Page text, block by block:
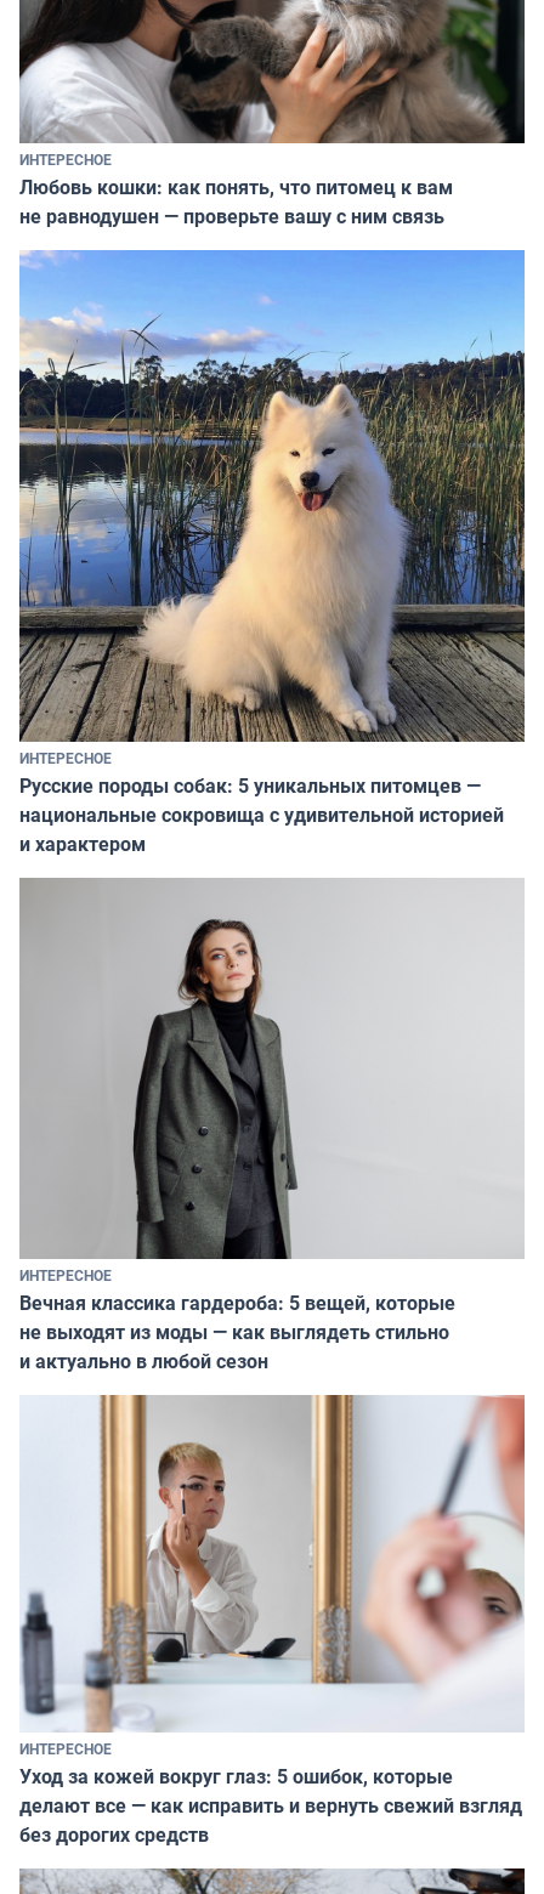
ИНТЕРЕСНОЕ
Любовь кошки: как понять, что питомец к вам
не равнодушен — проверьте вашу с ним связь
ИНТЕРЕСНОЕ
Русские породы собак: 5 уникальных питомцев —
национальные сокровища с удивительной историей
и характером
ИНТЕРЕСНОЕ
Вечная классика гардероба: 5 вещей, которые
не выходят из моды — как выглядеть стильно
и актуально в любой сезон
ИНТЕРЕСНОЕ
Уход за кожей вокруг глаз: 5 ошибок, которые
делают все — как исправить и вернуть свежий взгляд
без дорогих средств